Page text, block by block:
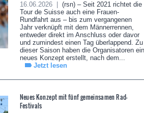
16.06.2026 |
(rsn) – Seit 2021 richtet die
Tour de Suisse auch eine Frauen-
Rundfahrt aus – bis zum vergangenen
Jahr verknüpft mit dem Männerrennen,
entweder direkt im Anschluss oder davor
und zumindest einen Tag überlappend. Zu
dieser Saison haben die Organisatoren ein
neues Konzept erstellt, nach dem...
Jetzt lesen
Neues Konzept mit fünf gemeinsamen Rad-
Festivals